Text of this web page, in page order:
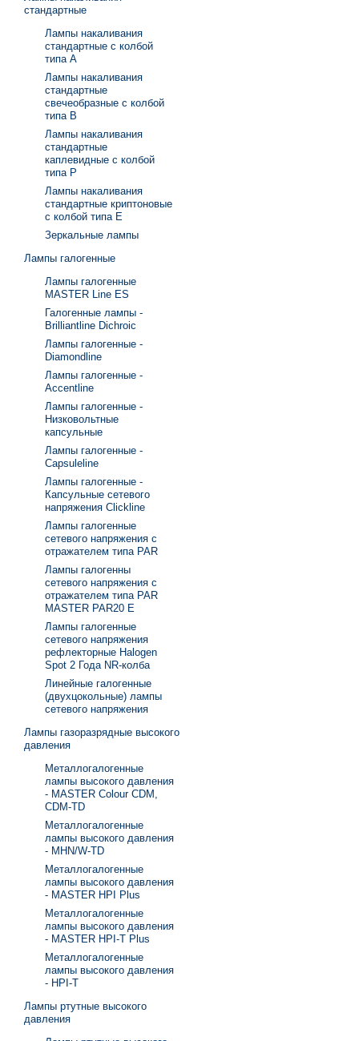
стандартные
Лампы накаливания
стандартные с колбой
типа А
Лампы накаливания
стандартные
свечеобразные с колбой
типа В
Лампы накаливания
стандартные
каплевидные с колбой
типа Р
Лампы накаливания
стандартные криптоновые
с колбой типа Е
Зеркальные лампы
Лампы галогенные
Лампы галогенные
MASTER Line ES
Галогенные лампы -
Brilliantline Dichroic
Лампы галогенные -
Diamondline
Лампы галогенные -
Accentline
Лампы галогенные -
Низковольтные
капсульные
Лампы галогенные -
Capsuleline
Лампы галогенные -
Капсульные сетевого
напряжения Clickline
Лампы галогенные
сетевого напряжения с
отражателем типа PAR
Лампы галогенны
сетевого напряжения с
отражателем типа PAR
MASTER PAR20 E
Лампы галогенные
сетевого напряжения
рефлекторные Halogen
Spot 2 Года NR-колба
Линейные галогенные
(двухцокольные) лампы
сетевого напряжения
Лампы газоразрядные высокого
давления
Металлогалогенные
лампы высокого давления
- MASTER Colour CDM,
CDM-TD
Металлогалогенные
лампы высокого давления
- MHN/W-TD
Металлогалогенные
лампы высокого давления
- MASTER HPI Plus
Металлогалогенные
лампы высокого давления
- MASTER HPI-T Plus
Металлогалогенные
лампы высокого давления
- HPI-T
Лампы ртутные высокого
давления